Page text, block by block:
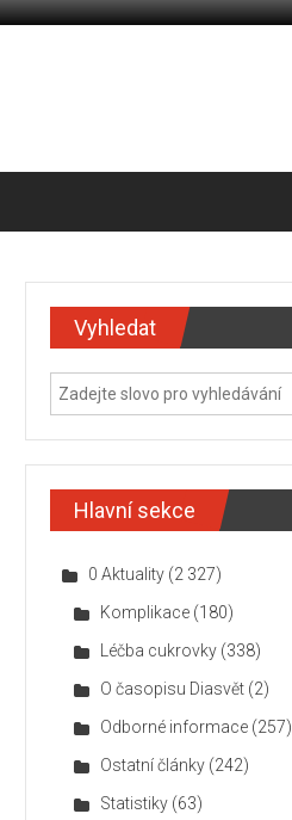
Vyhledat
Hlavní sekce
0 Aktuality (2 327)
Komplikace (180)
Léčba cukrovky (338)
O časopisu Diasvět (2)
Odborné informace (257)
Ostatní články (242)
Statistiky (63)